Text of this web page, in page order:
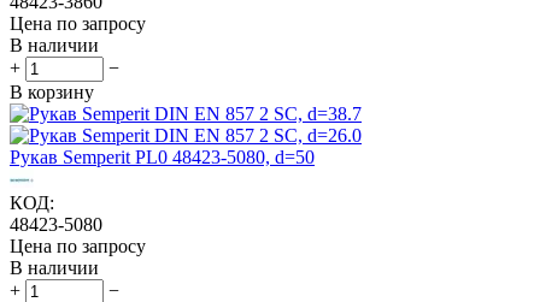
Цена по запросу
В наличии
+
−
В корзину
Рукав Semperit PL0 48423-5080, d=50
КОД:
48423-5080
Цена по запросу
В наличии
+
−